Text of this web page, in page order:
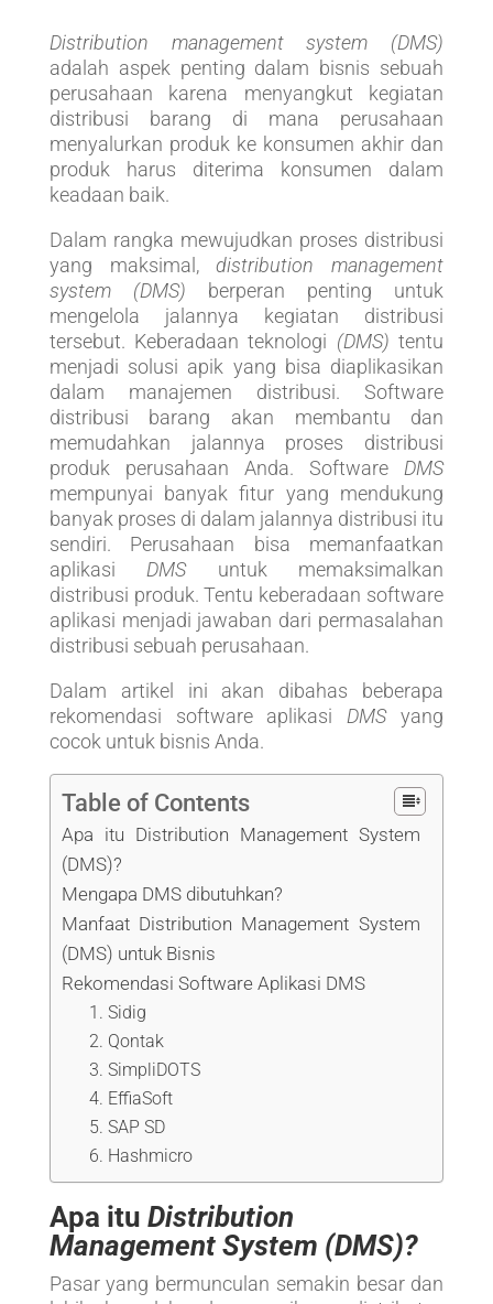
Distribution management system (DMS)
adalah aspek penting dalam bisnis sebuah
perusahaan karena menyangkut kegiatan
distribusi barang di mana perusahaan
menyalurkan produk ke konsumen akhir dan
produk harus diterima konsumen dalam
keadaan baik.
Dalam rangka mewujudkan proses distribusi
yang maksimal,distribution management
system (DMS) berperan penting untuk
mengelola jalannya kegiatan distribusi
tersebut. Keberadaan teknologi (DMS) tentu
menjadi solusi apik yang bisa diaplikasikan
dalam manajemen distribusi. Software
distribusi barang akan membantu dan
memudahkan jalannya proses distribusi
produk perusahaan Anda. Software DMS
mempunyai banyak fitur yang mendukung
banyak proses di dalam jalannya distribusi itu
sendiri. Perusahaan bisa memanfaatkan
aplikasi DMSuntuk memaksimalkan
distribusi produk. Tentu keberadaan software
aplikasi menjadi jawaban dari permasalahan
distribusi sebuah perusahaan.
Dalam artikel ini akan dibahas beberapa
rekomendasi software aplikasi DMSyang
cocok untuk bisnis Anda.
Table of Contents
Apa itu Distribution Management System
(DMS)?
Mengapa DMS dibutuhkan?
Manfaat Distribution Management System
(DMS) untuk Bisnis
Rekomendasi Software Aplikasi DMS
1. Sidig
2. Qontak
3. SimpliDOTS
4. EffiaSoft
5. SAP SD
6. Hashmicro
Apa itu Distribution
Management System (DMS)?
Pasar yang bermunculan semakin besar dan